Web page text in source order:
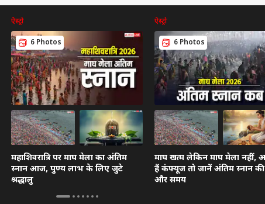
ऐस्ट्रो
6 Photos
महाशिवरात्रि पर माघ मेला का अंतिम
स्नान आज, पुण्य लाभ के लिए जुटे
श्रद्धालु
ऐस्ट्रो
6 Photos
माघ खत्म लेकिन माघ मेला नहीं,
हैं कंफ्यूज तो जानें अंतिम स्नान की
और समय